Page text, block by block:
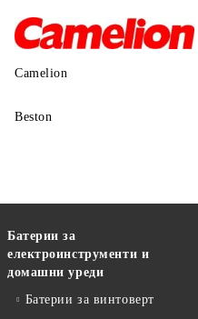
Camelion
Beston
Батерии за
електроинструменти и
домашни уреди
Батерии за винтоверт